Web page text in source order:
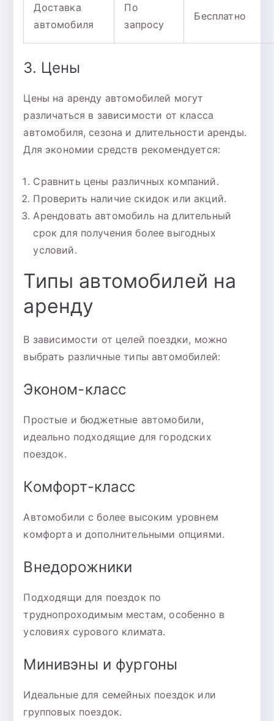
Доставка
автомобиля
По
запросу
Бесплатно
3. Цены
Цены на аренду автомобилей могут
различаться в зависимости от класса
автомобиля, сезона и длительности аренды.
Для экономии средств рекомендуется:
Сравнить цены различных компаний.
Проверить наличие скидок или акций.
Арендовать автомобиль на длительный
срок для получения более выгодных
условий.
Типы автомобилей на
аренду
В зависимости от целей поездки, можно
выбрать различные типы автомобилей:
Эконом-класс
Простые и бюджетные автомобили,
идеально подходящие для городских
поездок.
Комфорт-класс
Автомобили с более высоким уровнем
комфорта и дополнительными опциями.
Внедорожники
Подходящи для поездок по
труднопроходимым местам, особенно в
условиях сурового климата.
Минивэны и фургоны
Идеальные для семейных поездок или
групповых поездок.